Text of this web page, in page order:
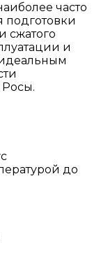
часто
подготовки
сжатого
и
до